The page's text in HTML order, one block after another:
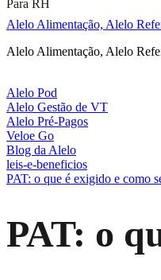
Para RH
Alelo Alimentação, Alelo
Alelo Alimentação, Alelo
Alelo Pod
Alelo Gestão de VT
Alelo Pré-Pagos
Veloe Go
Blog da Alelo
leis-e-beneficios
PAT: o que é exigido e como
PAT: o